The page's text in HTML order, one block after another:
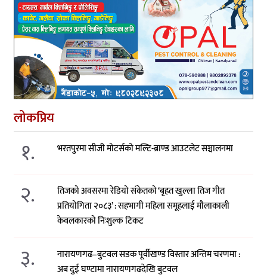
लोकप्रिय
१. भरतपुरमा सीजी मोटर्सको मल्टि-ब्राण्ड आउटलेट सञ्चालनमा
२.
तिजको अवसरमा रेडियो संकेतको ‘बृहत खुल्ला तिज गीत
प्रतियोगिता २०८३’ : सहभागी महिला समूहलाई मौलाकाली
केवलकारको निःशुल्क टिकट
३.
नारायणगढ–बुटवल सडक पूर्वीखण्ड विस्तार अन्तिम चरणमा :
अब दुई घण्टामा नारायणगढदेखि बुटवल